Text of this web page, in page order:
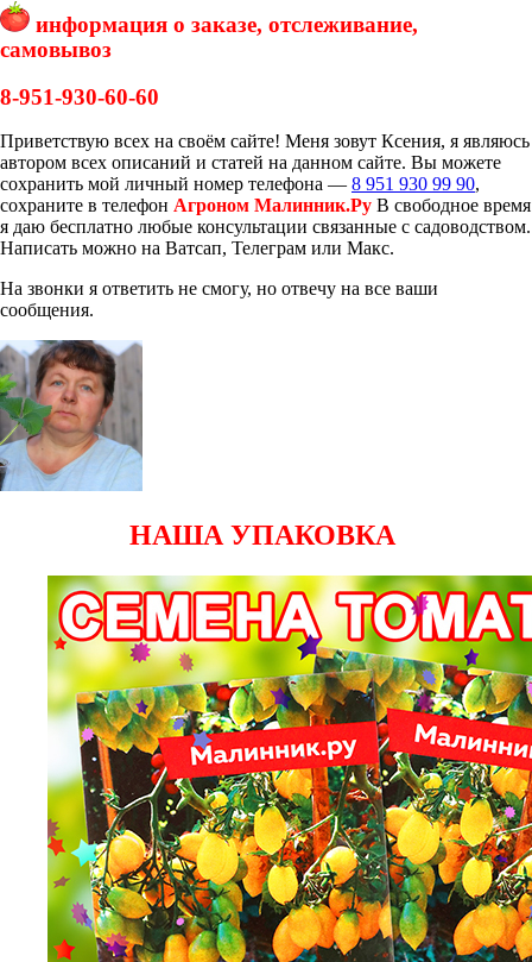
информация о заказе, отслеживание,
самовывоз
8-951-930-60-60
Приветствую всех на своём сайте! Меня зовут Ксения, я являюсь
автором всех описаний и статей на данном сайте. Вы можете
сохранить мой личный номер телефона — 8 951 930 99 90,
сохраните в телефон Агроном Малинник.Ру В свободное время
я даю бесплатно любые консультации связанные с садоводством.
Написать можно на Ватсап, Телеграм или Макс.
На звонки я ответить не смогу, но отвечу на все ваши
сообщения.
НАША УПАКОВКА